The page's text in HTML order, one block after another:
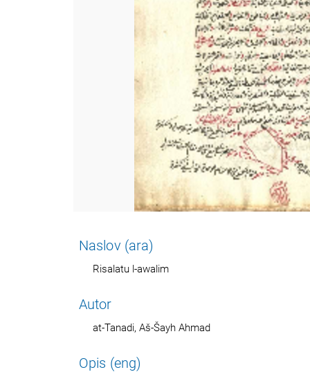
Naslov (ara)
Risalatu l-awalim
Autor
at-Tanadi, Aš-Šayh Ahmad
Opis (eng)